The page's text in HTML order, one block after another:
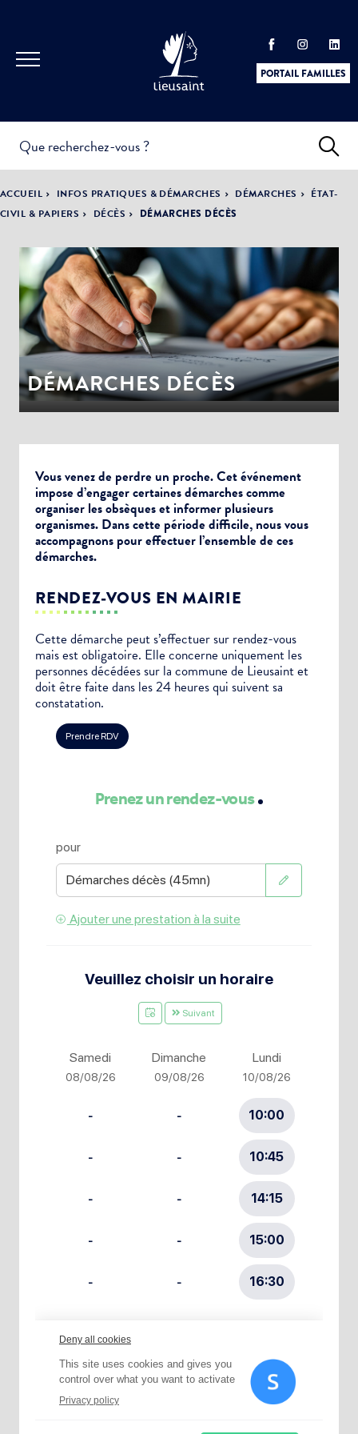
PORTAIL FAMILLES
PRATIQUES &
DÉMARCHES
ACTUALITÉS &
ÉVÈNEMENTS
LA VILLE
DÉMOCRATIE
PARTICIPATIVE
ACCUEIL INFOS PRATIQUES & DÉMARCHES DÉMARCHES
ÉTAT-
CIVIL & PAPIERS
DÉCÈS DÉMARCHES DÉCÈS
DÉMARCHES DÉCÈS
Vous venez de perdre un proche. Cet événement
impose d’engager certaines démarches comme
organiser les obsèques et informer plusieurs
organismes. Dans cette période difficile, nous vous
accompagnons pour effectuer l’ensemble de ces
démarches.
RENDEZ-VOUS EN MAIRIE
Cette démarche peut s’effectuer sur rendez-vous
mais est obligatoire. Elle concerne uniquement les
personnes décédées sur la commune de Lieusaint et
doit être faite dans les 24 heures qui suivent sa
constatation.